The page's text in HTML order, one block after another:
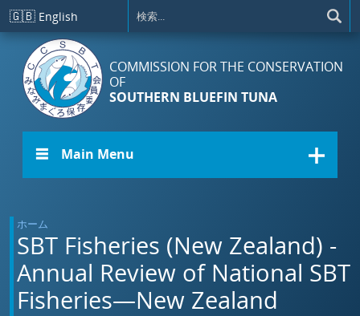
メインコンテンツに移動
🇬🇧 English
COMMISSION FOR THE CONSERVATION
OF
SOUTHERN BLUEFIN TUNA
☰ Main Menu
ホーム
SBT Fisheries (New Zealand) -
Annual Review of National SBT
Fisheries—New Zealand